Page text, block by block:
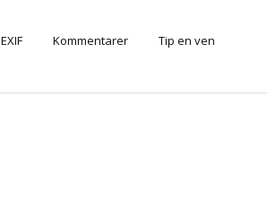
EXIF Kommentarer Tip en ven